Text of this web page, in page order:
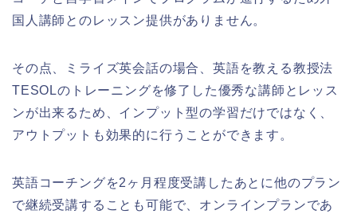
国人講師とのレッスン提供がありません。
その点、ミライズ英会話の場合、英語を教える教授法
TESOLのトレーニングを修了した優秀な講師とレッス
ンが出来るため、インプット型の学習だけではなく、
アウトプットも効果的に行うことができます。
英語コーチングを2ヶ月程度受講したあとに他のプラン
で継続受講することも可能で、オンラインプランであ